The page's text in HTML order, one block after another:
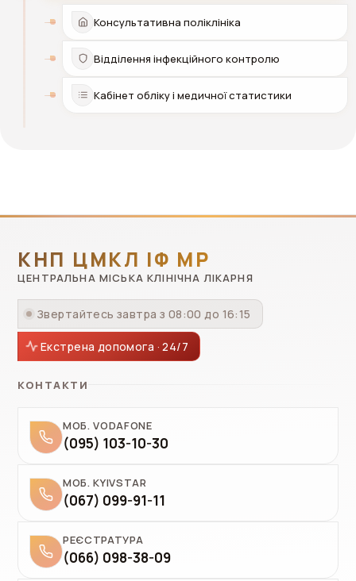
Консультативна поліклініка
Відділення інфекційного контролю
Кабінет обліку і медичної статистики
КНП ЦМКЛ ІФ МР
ЦЕНТРАЛЬНА МІСЬКА КЛІНІЧНА ЛІКАРНЯ
Звертайтесь завтра з 08:00 до 16:15
КОНТАКТИ
МОБ. VODAFONE
(095) 103-10-30
МОБ. KYIVSTAR
(067) 099-91-11
РЕЄСТРАТУРА
(066) 098-38-09
Екстрена допомога · 24/7